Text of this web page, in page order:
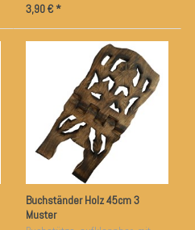
3,90 € *
Buchständer Holz 45cm 3
Muster